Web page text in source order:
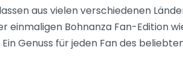
aus vielen verschiedenen
einmaligen Bohnanza Fan-Edition
Genuss für jeden Fan des